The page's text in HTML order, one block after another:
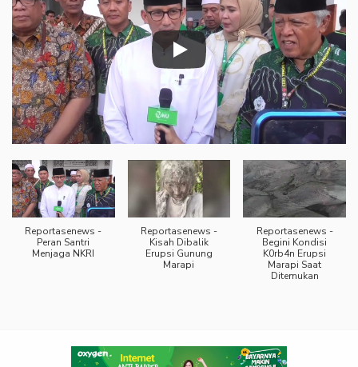
Reportasenews -
Peran Santri
Menjaga NKRI
Reportasenews -
Kisah Dibalik
Erupsi Gunung
Marapi
Reportasenews -
Begini Kondisi
K0rb4n Erupsi
Marapi Saat
Ditemukan